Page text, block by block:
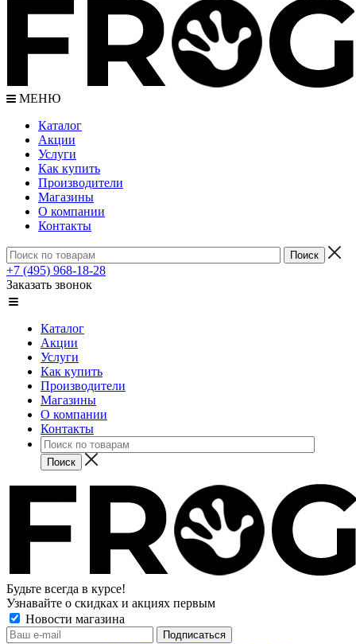
МЕНЮ
Каталог
Акции
Услуги
Как купить
Производители
Магазины
О компании
Контакты
+7 (495) 968-18-28
Заказать звонок
Каталог
Акции
Услуги
Как купить
Производители
Магазины
О компании
Контакты
Будьте всегда в курсе!
Узнавайте о скидках и акциях первым
Новости магазина